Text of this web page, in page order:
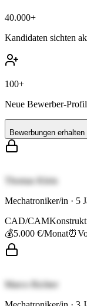
40.000+
Kandidaten sichten
100+
Neue Bewerber-
Bewerbungen erhalten
Thomas Klein
Mechatroniker/in · 5
CAD/CAM
💰5.000 €/Monat⏰
Marco Richter